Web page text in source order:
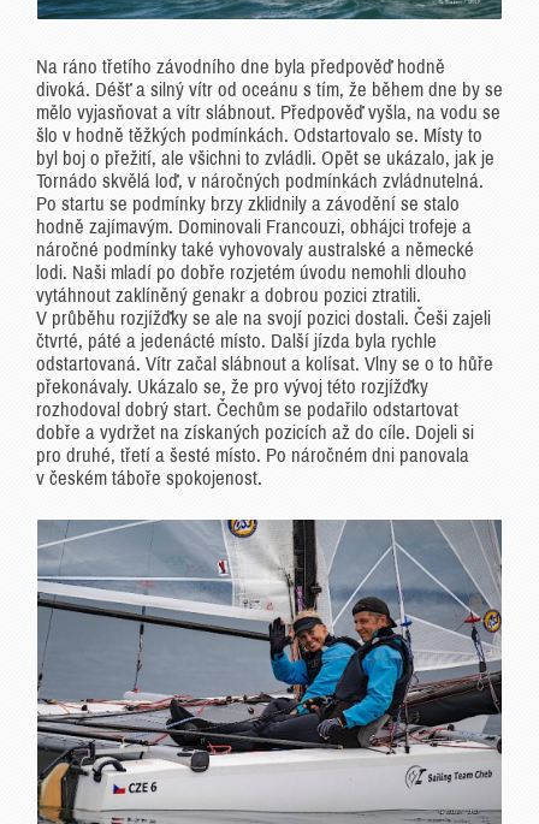
Na ráno třetího závodního dne byla předpověď hodně
divoká. Déšť a silný vítr od oceánu s tím, že během dne by se
mělo vyjasňovat a vítr slábnout. Předpověď vyšla, na vodu se
šlo v hodně těžkých podmínkách. Odstartovalo se. Místy to
byl boj o přežití, ale všichni to zvládli. Opět se ukázalo, jak je
Tornádo skvělá loď, v náročných podmínkách zvládnutelná.
Po startu se podmínky brzy zklidnily a závodění se stalo
hodně zajímavým. Dominovali Francouzi, obhájci trofeje a
náročné podmínky také vyhovovaly australské a německé
lodi. Naši mladí po dobře rozjetém úvodu nemohli dlouho
vytáhnout zaklíněný genakr a dobrou pozici ztratili.
V průběhu rozjížďky se ale na svojí pozici dostali. Češi zajeli
čtvrté, páté a jedenácté místo. Další jízda byla rychle
odstartovaná. Vítr začal slábnout a kolísat. Vlny se o to hůře
překonávaly. Ukázalo se, že pro vývoj této rozjížďky
rozhodoval dobrý start. Čechům se podařilo odstartovat
dobře a vydržet na získaných pozicích až do cíle. Dojeli si
pro druhé, třetí a šesté místo. Po náročném dni panovala
v českém táboře spokojenost.